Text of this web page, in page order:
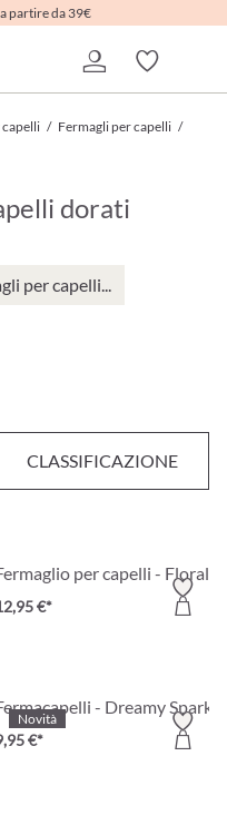
partire da 39€
capelli / Fermagli per capelli /
dorati
per capelli...
CLASSIFICAZIONE
- Set Brillantezza
4,95 €*
per capelli - Floral
€*
Novità
- Dreamy
€*